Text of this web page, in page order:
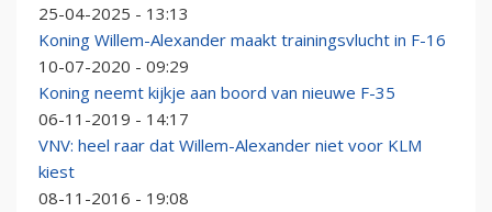
25-04-2025 - 13:13
Koning Willem-Alexander maakt trainingsvlucht in F-16
10-07-2020 - 09:29
Koning neemt kijkje aan boord van nieuwe F-35
06-11-2019 - 14:17
VNV: heel raar dat Willem-Alexander niet voor KLM
kiest
08-11-2016 - 19:08